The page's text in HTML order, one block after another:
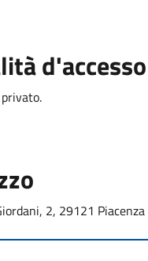
d'accesso
2, 29121